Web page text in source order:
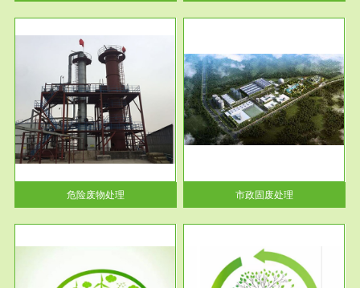
危险废物处理
服务范围
市政固废处理
蔚蓝生态环境科技所从事的市政
废物处理业务包括市政废物的处
理处...
市政固废处理
服务范围